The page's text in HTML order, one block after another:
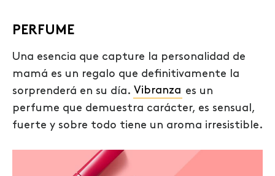
PERFUME
Una esencia que capture la personalidad de
mamá es un regalo que definitivamente la
sorprenderá en su día. Vibranza es un
perfume que demuestra carácter, es sensual,
fuerte y sobre todo tiene un aroma irresistible.